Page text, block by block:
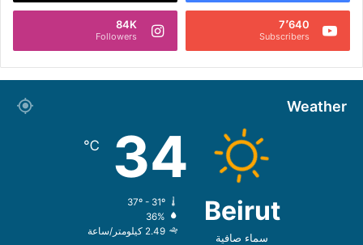
7٬640
Subscribers
84K
Followers
Weather
Beirut
سماء صافية
34
℃
37º - 31º
36%
2.49 كيلومتر/ساعة